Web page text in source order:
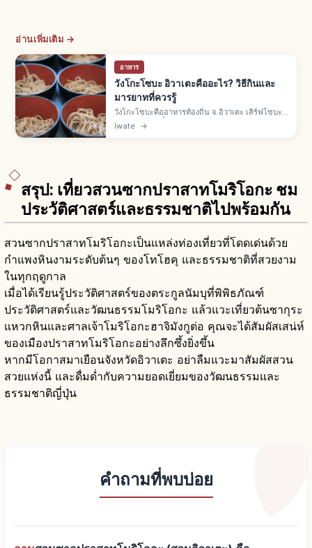
อ่านเพิ่มเติม →
อาหาร
วังโกะโซบะ อิวาเตะคืออะไร? วิธีกินและ
มารยาทที่ควรรู้
วังโกะโซบะคืออาหารท้องถิ่น จ.อิวาเตะ เสิร์ฟโซบะ
คำเล็กในชามจิ๋ว เติมไม่หยุดจนปิดฝา "วังโกะ" คือ
Iwate →
สรุป: เที่ยวสวนซากปราสาทโมริโอกะ ชม
ประวัติศาสตร์และธรรมชาติไปพร้อมกัน
สวนซากปราสาทโมริโอกะเป็นแหล่งท่องเที่ยวที่โดดเด่นด้วย
กำแพงหินงามระดับต้นๆ ของโทโฮคุ และธรรมชาติที่สวยงาม
ในทุกฤดูกาล
เมื่อได้เรียนรู้ประวัติศาสตร์ของตระกูลนัมบุที่พิพิธภัณฑ์
ประวัติศาสตร์และวัฒนธรรมโมริโอกะ แล้วแวะเที่ยวต้นซากุระ
แหวกหินและศาลเจ้าโมริโอกะฮาจิมังกูต่อ คุณจะได้สัมผัสเสน่ห์
ของเมืองปราสาทโมริโอกะอย่างลึกซึ้งยิ่งขึ้น
หากมีโอกาสมาเยือนจังหวัดอิวาเตะ อย่าลืมแวะมาสัมผัสสวน
สวยแห่งนี้ และดื่มด่ำกับความยอดเยี่ยมของวัฒนธรรมและ
ธรรมชาติญี่ปุ่น
คำถามที่พบบ่อย